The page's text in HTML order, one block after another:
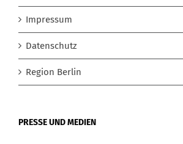
Impressum
Datenschutz
Region Berlin
PRESSE UND MEDIEN